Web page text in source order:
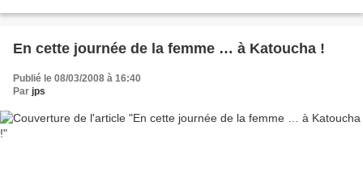
En cette journée de la femme … à Katoucha !
Publié le 08/03/2008 à 16:40
Par jps